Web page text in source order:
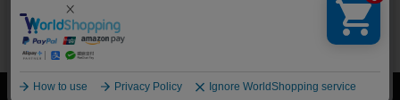
Cookie等の第三者提供について
ウェブアクセシビリティ方針
©Takashimaya Co., Ltd. All Rights Reserved.